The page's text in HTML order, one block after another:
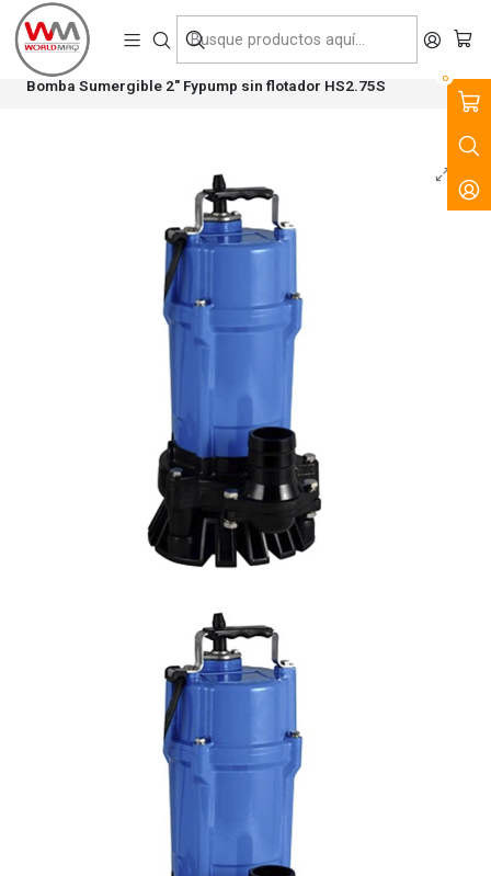
0
VENTA, ARRIENDO Y SERVICIO DE MAQUINARIA PARA LA
CONSTRUCCIÓN, MINERÍA E INDUSTRIA.
Inicio Productos
Bombas Sumergibles y Motobombas
Bombas Sumergibles
Bomba Sumergible 2" Fypump sin flotador HS2.75S